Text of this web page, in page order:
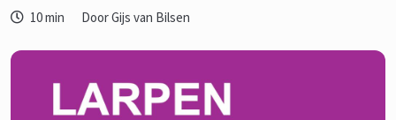
10 min Door Gijs van Bilsen